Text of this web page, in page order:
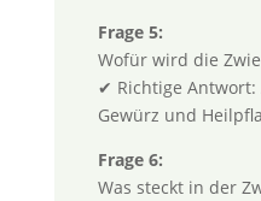
Frage 5:
Wofür wird die
✔ Richtige Antwort:
Gewürz und
Frage 6:
Was steckt in der